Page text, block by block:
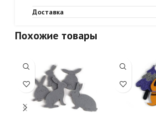
Доставка
Похожие товары